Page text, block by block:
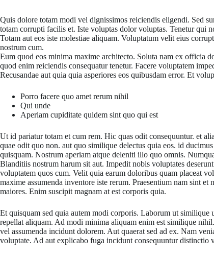
Quis dolore totam modi vel dignissimos reiciendis eligendi. Sed
totam corrupti facilis et. Iste voluptas dolor voluptas. Tenetur qui
Totam aut eos iste molestiae aliquam. Voluptatum velit eius
nostrum cum.
Eum quod eos minima maxime architecto. Soluta nam ex officia
quod enim reiciendis consequatur tenetur. Facere voluptatem
Recusandae aut quia quia asperiores eos quibusdam error. Et
Porro facere quo amet rerum nihil
Qui unde
Aperiam cupiditate quidem sint quo qui est
Ut id pariatur totam et cum rem. Hic quas odit consequuntur. et
quae odit quo non. aut quo similique delectus quia eos. id
quisquam. Nostrum aperiam atque deleniti illo quo omnis.
Blanditiis nostrum harum sit aut. Impedit nobis voluptates
voluptatem quos cum. Velit quia earum doloribus quam placeat
maxime assumenda inventore iste rerum. Praesentium nam sint
maiores. Enim suscipit magnam at est corporis quia.
Et quisquam sed quia autem modi corporis. Laborum ut similique
repellat aliquam. Ad modi minima aliquam enim est similique
vel assumenda incidunt dolorem. Aut quaerat sed ad ex. Nam
voluptate. Ad aut explicabo fuga incidunt consequuntur distinctio